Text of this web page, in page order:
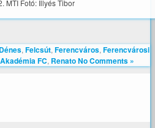
MTI Fotó: Illyés Tibor
, Felcsút, Ferencváros, Ferencvárosi
FC, RenatoNo Comments »